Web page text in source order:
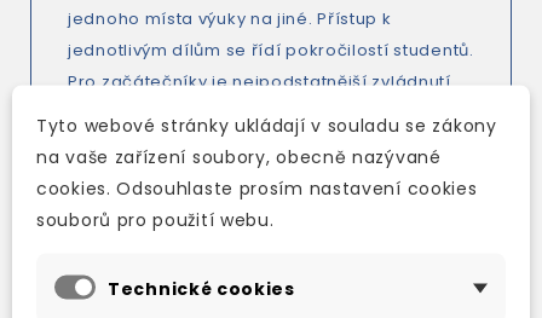
jednoho místa výuky na jiné. Přístup k
jednotlivým dílům se řídí pokročilostí studentů.
Pro začátečníky je nejpodstatnější zvládnutí
základních gramatických struktur, tvoření vět a
otázek, zatímco bohatost slovní zásoby není
tak důležitá. Naopak ve vyšších pokročilostech
je rozšiřování slovní zásoby věnována velká
pozornost na úkor gramatiky, neboť studenti
již většinu podstatných gramatických jevů
zvládli. Tímto principem se řídi i učebnice In
Tyto webové stránky ukládají v souladu se zákony
na vaše zařízení soubory, obecně nazývané
cookies. Odsouhlaste prosím nastavení cookies
souborů pro použití webu.
Technické cookies